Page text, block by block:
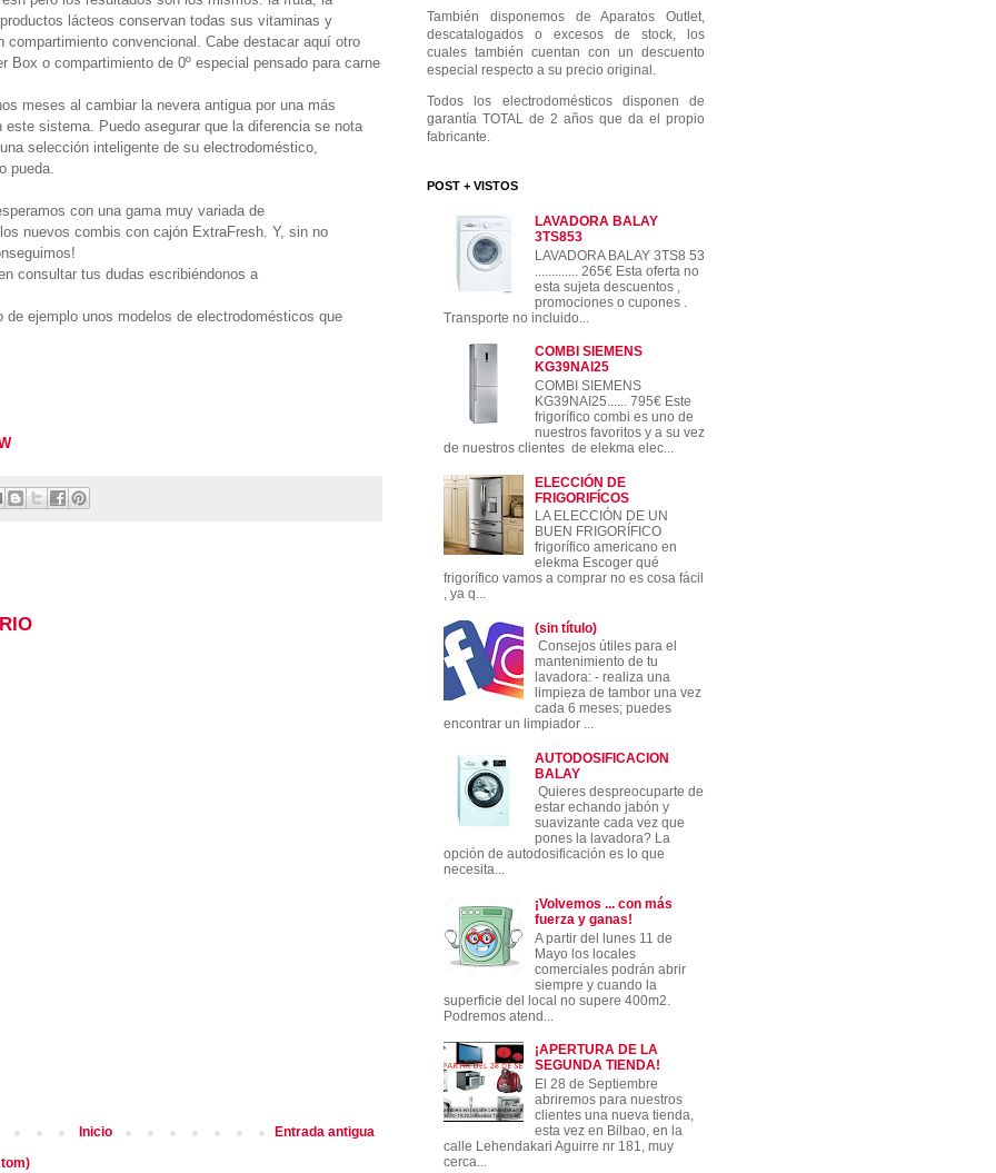
lácteos conservan todas sus vitaminas y
compartimiento convencional. Cabe destacar aquí otro
Box o compartimiento de 0º especial pensado para carne
meses al cambiar la nevera antigua por una más
este sistema. Puedo asegurar que la diferencia se nota
selección inteligente de su electrodoméstico,
pueda.
con una gama muy variada de
nuevos combis con cajón ExtraFresh. Y, sin no
consultar tus dudas escribiéndonos a
ejemplo unos modelos de electrodomésticos que
Entrada antigua
Inicio
También disponemos de Aparatos Outlet,
descatalogados o excesos de stock, los
cuales también cuentan con un descuento
especial respecto a su precio original.
Todos los electrodomésticos disponen de
garantía TOTAL de 2 años que da el propio
fabricante.
POST + VISTOS
LAVADORA BALAY
3TS853
LAVADORA BALAY 3TS8 53
............. 265€ Esta oferta no
esta sujeta descuentos ,
promociones o cupones .
Transporte no incluido...
COMBI SIEMENS
KG39NAI25
COMBI SIEMENS
KG39NAI25...... 795€ Este
frigorífico combi es uno de
nuestros favoritos y a su vez
de nuestros clientes de elekma elec...
ELECCIÓN DE
FRIGORIFÍCOS
LA ELECCIÓN DE UN
BUEN FRIGORÍFICO
frigorífico americano en
elekma Escoger qué
frigorífico vamos a comprar no es cosa fácil
, ya q...
(sin título)
Consejos útiles para el
mantenimiento de tu
lavadora: - realiza una
limpieza de tambor una vez
cada 6 meses; puedes
encontrar un limpiador ...
AUTODOSIFICACION
BALAY
Quieres despreocuparte de
estar echando jabón y
suavizante cada vez que
pones la lavadora? La
opción de autodosificación es lo que
necesita...
¡Volvemos ... con más
fuerza y ganas!
A partir del lunes 11 de
Mayo los locales
comerciales podrán abrir
siempre y cuando la
superficie del local no supere 400m2.
Podremos atend...
¡APERTURA DE LA
SEGUNDA TIENDA!
El 28 de Septiembre
abriremos para nuestros
clientes una nueva tienda,
esta vez en Bilbao, en la
calle Lehendakari Aguirre nr 181, muy
cerca...